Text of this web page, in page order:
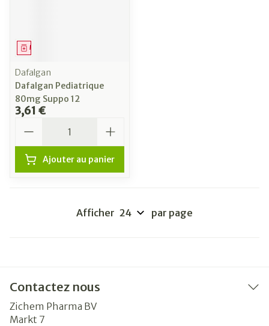
Médicament
Dafalgan
Dafalgan Pediatrique
80mg Suppo 12
3,61 €
Ajouter au panier
Afficher par page
Contactez nous
Zichem Pharma BV
Markt 7